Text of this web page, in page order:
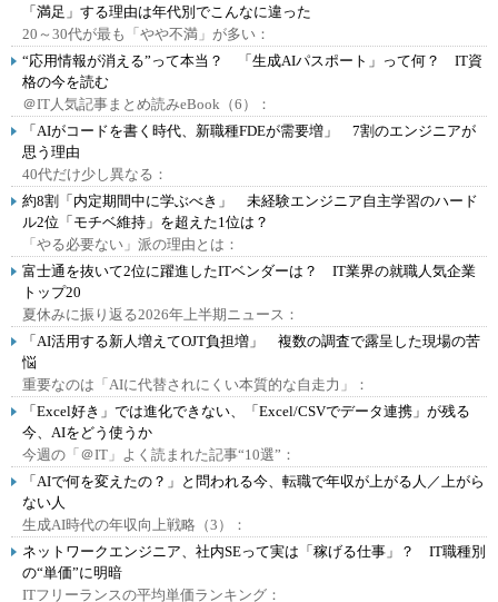
「満足」する理由は年代別でこんなに違った
20～30代が最も「やや不満」が多い：
“応用情報が消える”って本当？ 「生成AIパスポート」って何？ IT資
格の今を読む
＠IT人気記事まとめ読みeBook（6）：
「AIがコードを書く時代、新職種FDEが需要増」 7割のエンジニアが
思う理由
40代だけ少し異なる：
約8割「内定期間中に学ぶべき」 未経験エンジニア自主学習のハード
ル2位「モチベ維持」を超えた1位は？
「やる必要ない」派の理由とは：
富士通を抜いて2位に躍進したITベンダーは？ IT業界の就職人気企業
トップ20
夏休みに振り返る2026年上半期ニュース：
「AI活用する新人増えてOJT負担増」 複数の調査で露呈した現場の苦
悩
重要なのは「AIに代替されにくい本質的な自走力」：
「Excel好き」では進化できない、「Excel/CSVでデータ連携」が残る
今、AIをどう使うか
今週の「＠IT」よく読まれた記事“10選”：
「AIで何を変えたの？」と問われる今、転職で年収が上がる人／上がら
ない人
生成AI時代の年収向上戦略（3）：
ネットワークエンジニア、社内SEって実は「稼げる仕事」？ IT職種別
の“単価”に明暗
ITフリーランスの平均単価ランキング：